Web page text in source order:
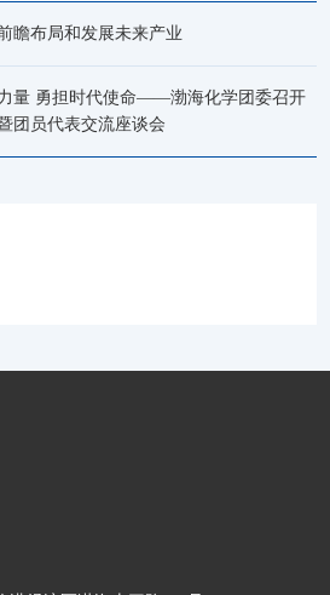
瞻布局和发展未来产业
量 勇担时代使命——渤海化学团委召开
团员代表交流座谈会